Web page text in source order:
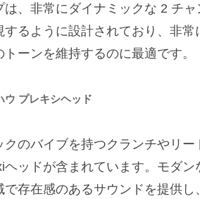
は、非常にダイナミックな 2 チ
するように設計されており、非
トーンを維持するのに最適です。
ウ プレキシヘッド
クのバイブを持つクランチやリ
ヘッドが含まれています。モダ
で存在感のあるサウンドを提供